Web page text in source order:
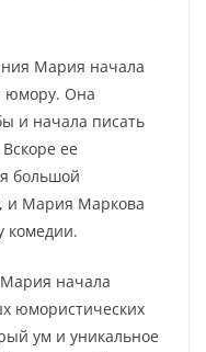
Мария начала
юмору. Она
и начала писать
ее
большой
и Мария Маркова
комедии.
начала
юмористических
ум и уникальное